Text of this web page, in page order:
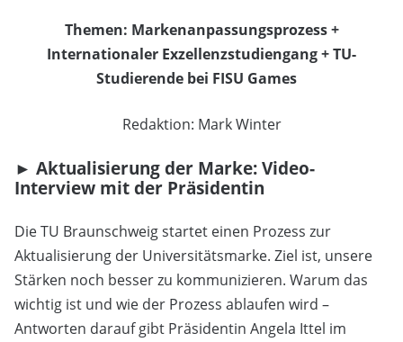
Themen: Markenanpassungsprozess +
Internationaler Exzellenzstudiengang + TU-
Studierende bei FISU Games
Redaktion: Mark Winter
► Aktualisierung der Marke: Video-
Interview mit der Präsidentin
Die TU Braunschweig startet einen Prozess zur
Aktualisierung der Universitätsmarke. Ziel ist, unsere
Stärken noch besser zu kommunizieren. Warum das
wichtig ist und wie der Prozess ablaufen wird –
Antworten darauf gibt Präsidentin Angela Ittel im